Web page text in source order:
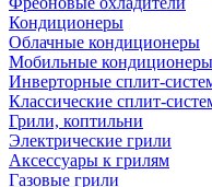
Кондиционеры
Облачные кондиционеры
Мобильные кондиционеры
Инверторные сплит-
Классические сплит-
Грили, коптильни
Электрические грили
Аксессуары к грилям
Газовые грили